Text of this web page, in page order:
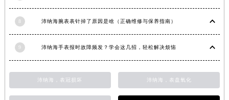
8 沛纳海腕表表针掉了原因是啥（正确维修与保养指南）
9 沛纳海手表报时故障频发？学会这几招，轻松解决烦恼
沛纳海，表冠损坏 沛纳海，表盘氧化